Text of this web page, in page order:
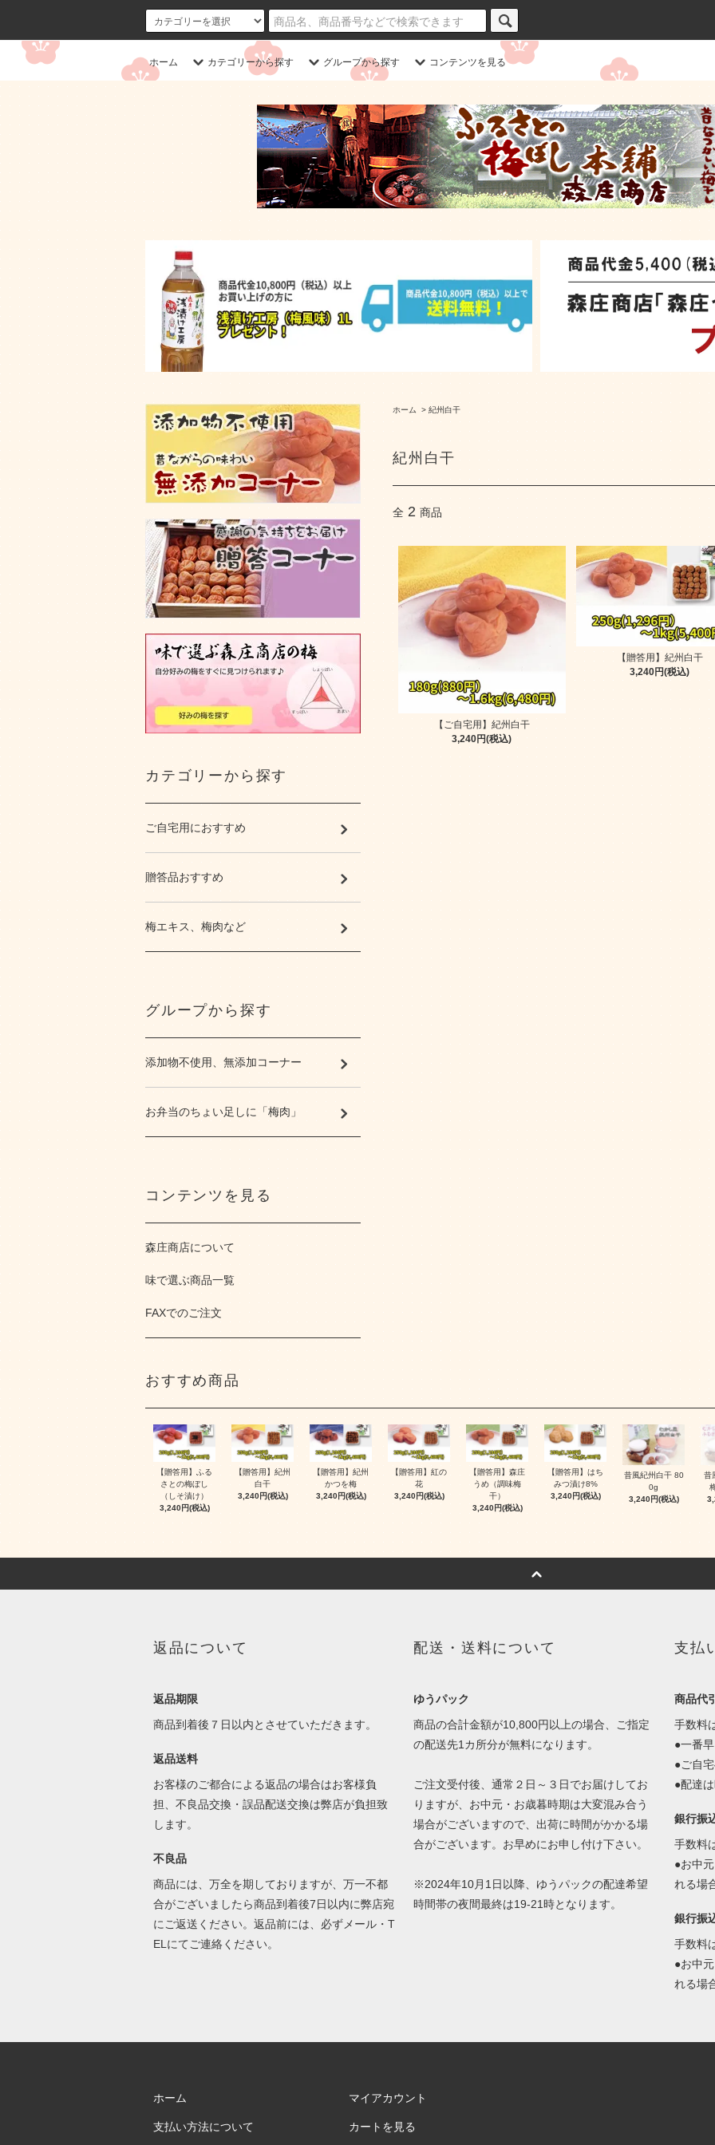
ホーム カテゴリーから探す グループから探す コンテンツを見る
ホーム > 紀州白干
紀州白干
全 2 商品
【ご自宅用】紀州白干
3,240円(税込)
【贈答用】紀州白干
3,240円(税込)
カテゴリーから探す
ご自宅用におすすめ
贈答品おすすめ
梅エキス、梅肉など
グループから探す
添加物不使用、無添加コーナー
お弁当のちょい足しに「梅肉」
コンテンツを見る
森庄商店について
味で選ぶ商品一覧
FAXでのご注文
おすすめ商品
【贈答用】ふる
さとの梅ぼし
（しそ漬け）
3,240円(税込)
【贈答用】紀州
白干
3,240円(税込)
【贈答用】紀州
かつを梅
3,240円(税込)
【贈答用】紅の
花
3,240円(税込)
【贈答用】森庄
うめ（調味梅
干）
3,240円(税込)
【贈答用】はち
みつ漬け8%
3,240円(税込)
昔風紀州白干 80
0g
3,240円(税込)
昔
返品について
返品期限
商品到着後７日以内とさせていただきます。
返品送料
お客様のご都合による返品の場合はお客様負
担、不良品交換・誤品配送交換は弊店が負担致
します。
不良品
商品には、万全を期しておりますが、万一不都
合がございましたら商品到着後7日以内に弊店宛
にご返送ください。返品前には、必ずメール・T
ELにてご連絡ください。
配送・送料について
ゆうパック
商品の合計金額が10,800円以上の場合、ご指定
の配送先1カ所分が無料になります。
ご注文受付後、通常２日～３日でお届けしてお
りますが、お中元・お歳暮時期は大変混み合う
場合がございますので、出荷に時間がかかる場
合がございます。お早めにお申し付け下さい。
※2024年10月1日以降、ゆうパックの配達希望
時間帯の夜間最終は19-21時となります。
支払
商品代
手数料
●一番
●ご自
●配達
銀行振
手数料
●お中
れる場
銀行振
手数料
●お中
れる場
ホーム
支払い方法について
マイアカウント
カートを見る